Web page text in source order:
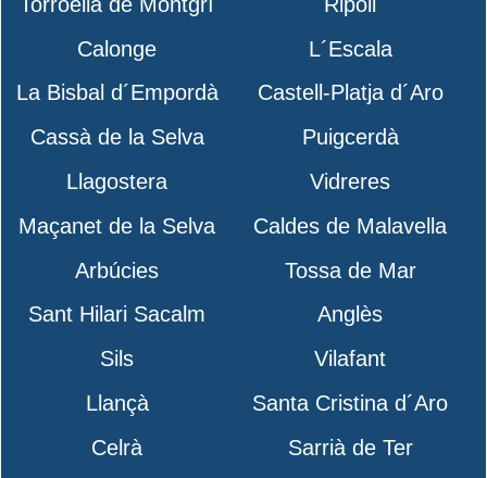
Calonge
L´Escala
La Bisbal d´Empordà
Castell-Platja d´Aro
Cassà de la Selva
Puigcerdà
Llagostera
Vidreres
Maçanet de la Selva
Caldes de Malavella
Arbúcies
Tossa de Mar
Sant Hilari Sacalm
Anglès
Sils
Vilafant
Llançà
Santa Cristina d´Aro
Celrà
Sarrià de Ter